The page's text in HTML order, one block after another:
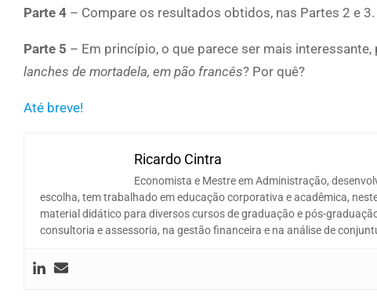
Parte 4 – Compare os resultados obtidos, nas Partes 2 e 3.
Parte 5 – Em princípio, o que parece ser mais
lanches de mortadela, em pão francês? Por quê?
Até breve!
Ricardo Cintra
Economista e Mestre em Administração,
escolha, tem trabalhado em educação corporativa e acadêmica,
material didático para diversos cursos de graduação e pós-
consultoria e assessoria, na gestão financeira e na análise de